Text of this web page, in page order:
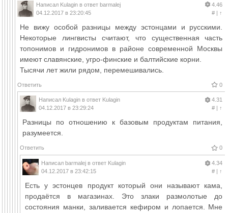
Написал Kulagin в ответ barmalej
04.12.2017 в 23:20:45
4.46
#| ↑
Не вижу особой разницы между эстонцами и русскими.
Некоторые лингвисты считают, что существенная часть
топонимов и гидронимов в районе современной Москвы
имеют славянские, угро-финские и балтийские корни.
Тысячи лет жили рядом, перемешивались.
Ответить 0
Написал Kulagin в ответ Kulagin
04.12.2017 в 23:29:24
4.31
#| ↑
Разницы по отношению к базовым продуктам питания,
разумеется.
Ответить 0
Написал barmalej в ответ Kulagin
04.12.2017 в 23:42:15
4.34
#| ↑
Есть у эстонцев продукт который они называют кама,
продаётся в магазинах. Это злаки размолотые до
состояния манки, заливается кефиром и лопается. Мне